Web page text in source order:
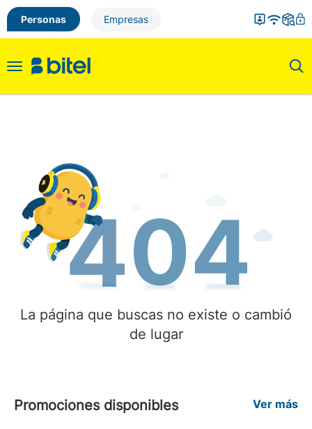
Personas Empresas
Toggle
La página que buscas no existe o cambió
de lugar
Promociones disponibles Ver más